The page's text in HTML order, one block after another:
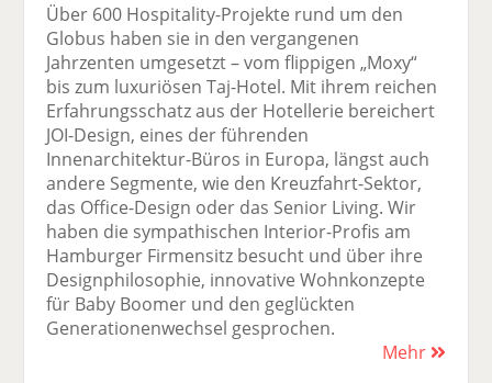
Über 600 Hospitality-Projekte rund um den
Globus haben sie in den vergangenen
Jahrzenten umgesetzt – vom flippigen „Moxy“
bis zum luxuriösen Taj-Hotel. Mit ihrem reichen
Erfahrungsschatz aus der Hotellerie bereichert
JOI-Design, eines der führenden
Innenarchitektur-Büros in Europa, längst auch
andere Segmente, wie den Kreuzfahrt-Sektor,
das Office-Design oder das Senior Living. Wir
haben die sympathischen Interior-Profis am
Hamburger Firmensitz besucht und über ihre
Designphilosophie, innovative Wohnkonzepte
für Baby Boomer und den geglückten
Generationenwechsel gesprochen.
Mehr